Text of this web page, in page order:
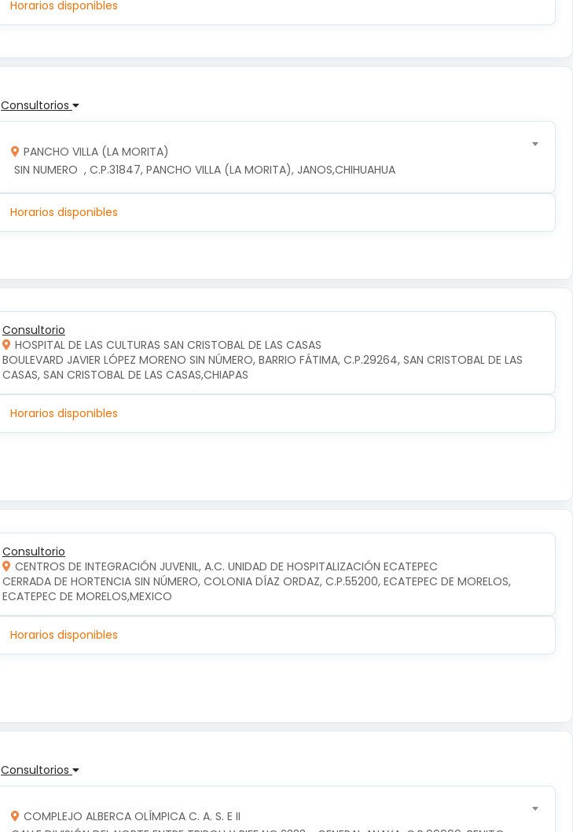
Horarios disponibles
Consultorios
PANCHO VILLA (LA MORITA)
SIN NUMERO  , C.P.31847, PANCHO VILLA (LA MORITA), JANOS,CHIHUAHUA
Horarios disponibles
Consultorio
HOSPITAL DE LAS CULTURAS SAN CRISTOBAL DE LAS CASAS
BOULEVARD JAVIER LÓPEZ MORENO SIN NÚMERO, BARRIO FÁTIMA, C.P.29264, SAN CRISTOBAL DE LAS
CASAS, SAN CRISTOBAL DE LAS CASAS,CHIAPAS
Horarios disponibles
Consultorio
CENTROS DE INTEGRACIÓN JUVENIL, A.C. UNIDAD DE HOSPITALIZACIÓN ECATEPEC
CERRADA DE HORTENCIA SIN NÚMERO, COLONIA DÍAZ ORDAZ, C.P.55200, ECATEPEC DE MORELOS,
ECATEPEC DE MORELOS,MEXICO
Horarios disponibles
Consultorios
COMPLEJO ALBERCA OLÍMPICA C. A. S. E II